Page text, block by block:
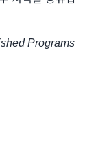
Programs